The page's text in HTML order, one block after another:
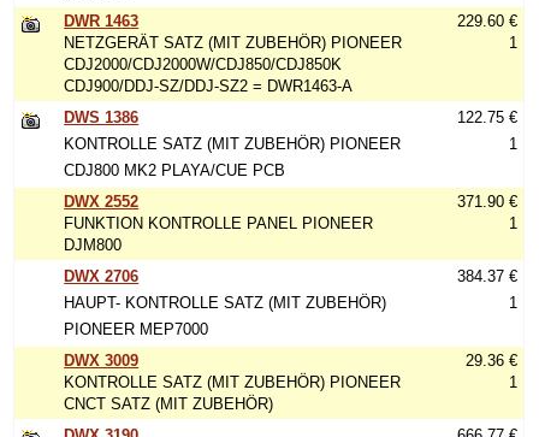
DWR 1463
NETZGERÄT SATZ (MIT ZUBEHÖR) PIONEER
CDJ2000/CDJ2000W/CDJ850/CDJ850K
CDJ900/DDJ-SZ/DDJ-SZ2 = DWR1463-A
229.60 €
1
DWS 1386
KONTROLLE SATZ (MIT ZUBEHÖR) PIONEER
CDJ800 MK2 PLAYA/CUE PCB
122.75 €
1
DWX 2552
FUNKTION KONTROLLE PANEL PIONEER
DJM800
371.90 €
1
DWX 2706
HAUPT- KONTROLLE SATZ (MIT ZUBEHÖR)
PIONEER MEP7000
384.37 €
1
DWX 3009
KONTROLLE SATZ (MIT ZUBEHÖR) PIONEER
CNCT SATZ (MIT ZUBEHÖR)
29.36 €
1